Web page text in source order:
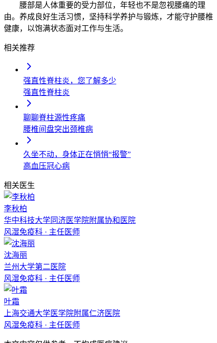
腰部是人体重要的受力部位，年轻也不是忽视腰痛的理
由。养成良好生活习惯，坚持科学养护与锻炼，才能守护腰椎
健康，以饱满状态面对工作与生活。
相关推荐
强直性脊柱炎，您了解多少
强直性脊柱炎
聊聊脊柱源性疼痛
腰椎间盘突出颈椎病
久坐不动，身体正在悄悄“报警”
高血压冠心病
相关医生
李秋柏
华中科技大学同济医学院附属协和医院
风湿免疫科 · 主任医师
沈海丽
兰州大学第二医院
风湿免疫科 · 主任医师
叶霜
上海交通大学医学院附属仁济医院
风湿免疫科 · 主任医师